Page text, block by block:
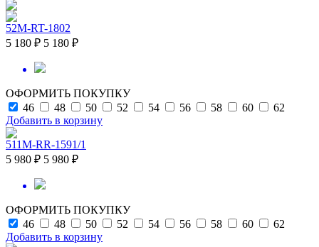
52M-RT-1802
5 180 ₽ 5 180 ₽
ОФОРМИТЬ ПОКУПКУ
46
48 50 52 54 56 58 60
62
Добавить в корзину
511M-RR-1591/1
5 980 ₽ 5 980 ₽
ОФОРМИТЬ ПОКУПКУ
46
48 50 52 54 56 58 60
62
Добавить в корзину